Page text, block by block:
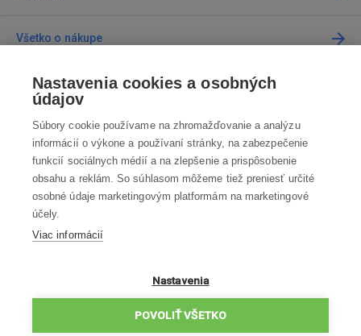
Všetko o nákupe
Predajne
Kontakt
Kontaktujte nás
info@robotworld.sk
02 / 205 103 00
OBCHODNÉ PODMIENKY
Nastavenia cookies a osobných
údajov
Súbory cookie používame na zhromažďovanie a analýzu
informácií o výkone a používaní stránky, na zabezpečenie
funkcií sociálnych médií a na zlepšenie a prispôsobenie
obsahu a reklám. So súhlasom môžeme tiež preniesť určité
osobné údaje marketingovým platformám na marketingové
účely.
Viac informácií
Nastavenia
POVOLIŤ VŠETKO